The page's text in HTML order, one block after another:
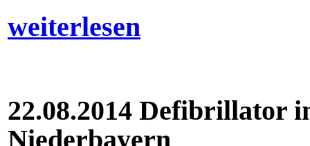
weiterlesen
22.08.2014 Defibrillator